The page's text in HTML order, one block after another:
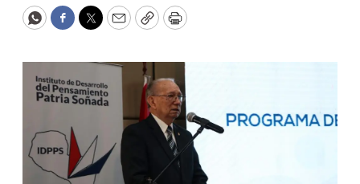
WhatsApp
Facebook
Twitter
EmailCopyPrint